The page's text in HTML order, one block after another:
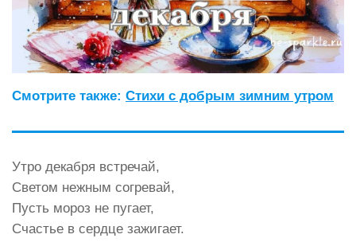
Смотрите также: Стихи с добрым зимним утром
Утро декабря встречай,
Светом нежным согревай,
Пусть мороз не пугает,
Счастье в сердце зажигает.